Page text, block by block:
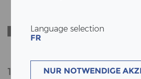
Language selection
FR
NUR NOTWENDIGE
News
DAS
NEUEN TECH
10.07.2022